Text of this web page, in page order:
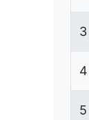
3
4
5